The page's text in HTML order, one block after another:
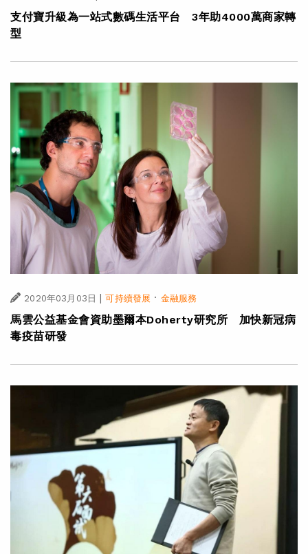
支付寶升級為一站式數碼生活平台 3年助4000萬商家轉
型
2020年03月03日 | 可持續發展 · 金融服務
馬雲公益基金會資助墨爾本Doherty研究所 加快新冠病
毒疫苗研發